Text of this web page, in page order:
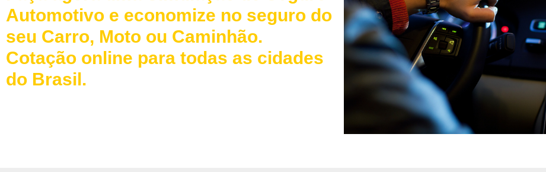
Automotivo e economize no seguro do
seu Carro, Moto ou Caminhão.
Cotação online para todas as cidades
do Brasil.